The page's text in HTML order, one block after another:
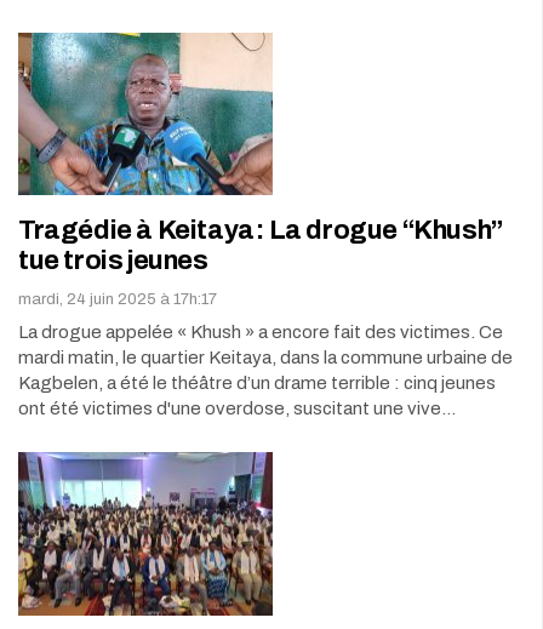
Tragédie à Keitaya : La drogue “Khush”
tue trois jeunes
mardi, 24 juin 2025 à 17h:17
La drogue appelée « Khush » a encore fait des victimes. Ce
mardi matin, le quartier Keitaya, dans la commune urbaine de
Kagbelen, a été le théâtre d’un drame terrible : cinq jeunes
ont été victimes d'une overdose, suscitant une vive…